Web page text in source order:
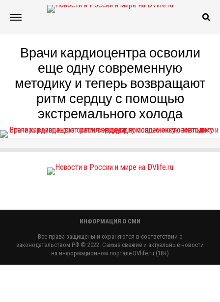
Врачи кардиоцентра освоили
еще одну современную
методику и теперь возвращают
ритм сердцу с помощью
экстремального холода
ИНФОРМАЦИЯ О СМИ
Все права защищены и охраняются в соответствии с
законодательством РФ © 2022. Самые свежие и актуальные новости
на информационном портале DVlife.ru (18+)